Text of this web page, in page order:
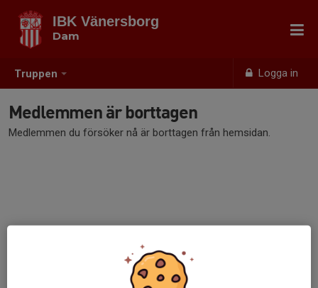
Truppen Logga in
IBK Vänersborg
Dam
Medlemmen är borttagen
Medlemmen du försöker nå är borttagen från hemsidan.